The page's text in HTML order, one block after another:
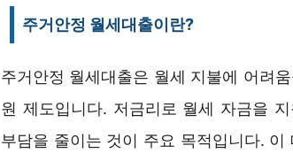
주거안정 월세대출이란?
주거안정 월세대출은 월세 지불에 어려
원 제도입니다. 저금리로 월세 자금을
부담을 줄이는 것이 주요 목적입니다.